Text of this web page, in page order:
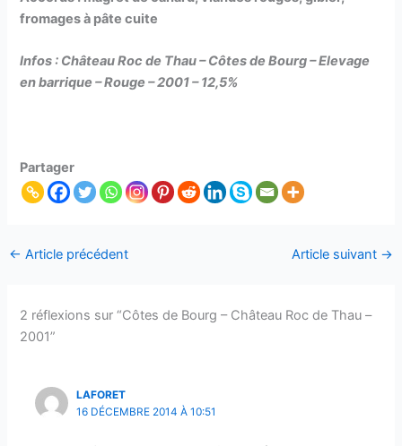
fromages à pâte cuite
Infos : Château Roc de Thau – Côtes de Bourg – Elevage
en barrique – Rouge – 2001 – 12,5%
Partager
← Article précédent Article suivant →
2 réflexions sur “Côtes de Bourg – Château Roc de Thau –
2001”
LAFORET
16 DÉCEMBRE 2014 À 10:51